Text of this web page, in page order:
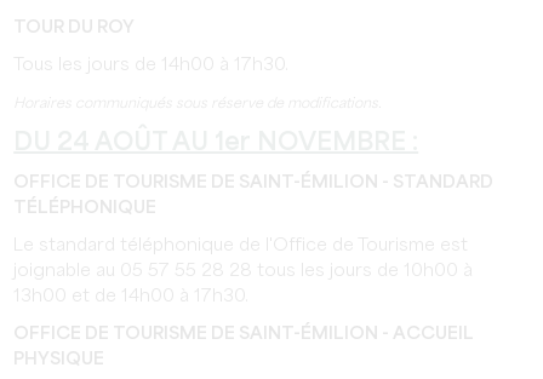
TOUR DU ROY
Tous les jours de 14h00 à 17h30.
OFFICE DE TOURISME DE SAINT-ÉMILION - STANDARD
TÉLÉPHONIQUE
Le standard téléphonique de l'Office de Tourisme est
joignable au 05 57 55 28 28 tous les jours de 10h00 à
13h00 et de 14h00 à 17h30.
OFFICE DE TOURISME DE SAINT-ÉMILION - ACCUEIL
PHYSIQUE